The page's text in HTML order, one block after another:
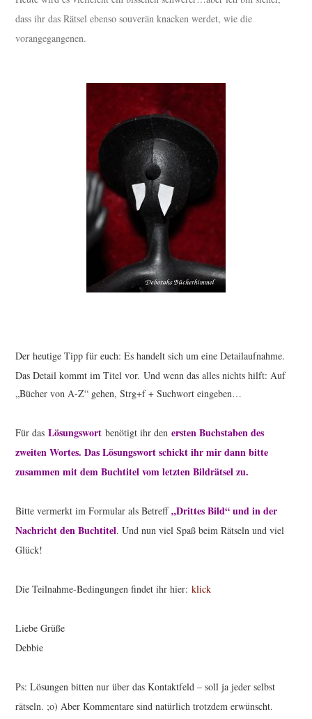
dass ihr das Rätsel ebenso souverän knacken werdet, wie die
vorangegangenen.
Der heutige Tipp für euch: Es handelt sich um eine Detailaufnahme.
Das Detail kommt im Titel vor. Und wenn das alles nichts hilft: Auf
„Bücher von A-Z“ gehen, Strg+f + Suchwort eingeben…
Für dasLösungswort benötigt ihr denersten Buchstaben des
zweiten Wortes. Das Lösungswort schickt ihr mir dann bitte
zusammen mit dem Buchtitel vom letzten Bildrätsel zu.
Bitte vermerkt im Formular als Betreff„Drittes Bild“ und in der
Nachricht den Buchtitel. Und nun viel Spaß beim Rätseln und viel
Glück!
Die Teilnahme-Bedingungen findet ihr hier:klick
Liebe Grüße
Debbie
Ps: Lösungen bitten nur über das Kontaktfeld – soll ja jeder selbst
rätseln. ;o) Aber Kommentare sind natürlich trotzdem erwünscht.